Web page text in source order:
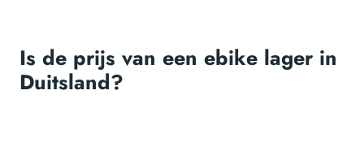
Is de prijs van een ebike lager in
Duitsland?